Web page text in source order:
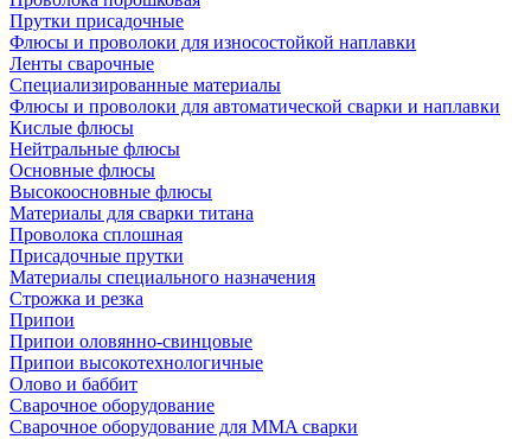
Прутки присадочные
Флюсы и проволоки для износостойкой наплавки
Ленты сварочные
Специализированные материалы
Флюсы и проволоки для автоматической сварки и наплавки
Кислые флюсы
Нейтральные флюсы
Основные флюсы
Высокоосновные флюсы
Материалы для сварки титана
Проволока сплошная
Присадочные прутки
Материалы специального назначения
Строжка и резка
Припои
Припои оловянно-свинцовые
Припои высокотехнологичные
Олово и баббит
Сварочное оборудование
Сварочное оборудование для MMA сварки